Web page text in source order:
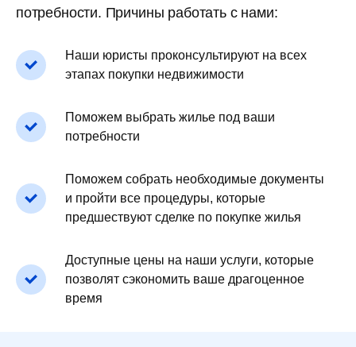
потребности. Причины работать с нами:
Наши юристы проконсультируют на всех
этапах покупки недвижимости
Поможем выбрать жилье под ваши
потребности
Поможем собрать необходимые документы
и пройти все процедуры, которые
предшествуют сделке по покупке жилья
Доступные цены на наши услуги, которые
позволят сэкономить ваше драгоценное
время